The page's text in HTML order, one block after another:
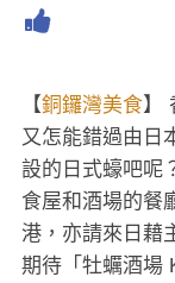
【銅鑼灣美食】
又怎能錯過由日
設的日式蠔吧呢
食屋和酒場的餐
港，亦請來日藉
期待「牡蠣酒場